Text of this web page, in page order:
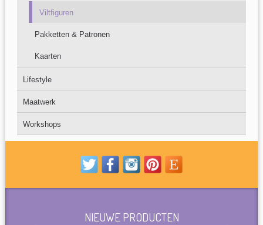
Viltfiguren
Pakketten & Patronen
Kaarten
Lifestyle
Maatwerk
Workshops
NIEUWE PRODUCTEN